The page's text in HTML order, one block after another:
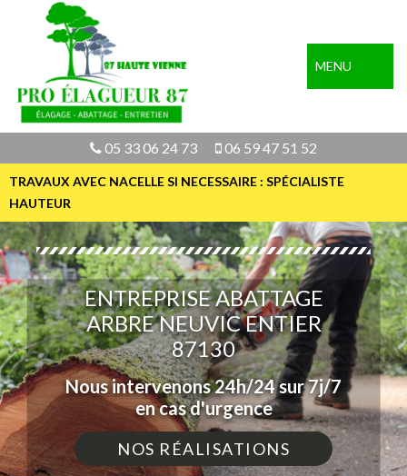
MENU
05 33 06 24 73 06 59 47 51 52
TRAVAUX AVEC NACELLE SI NECESSAIRE : SPÉCIALISTE
HAUTEUR
ENTREPRISE ABATTAGE
ARBRE NEUVIC ENTIER
87130
Nous intervenons 24h/24 sur 7j/7
en cas d'urgence
NOS RÉALISATIONS